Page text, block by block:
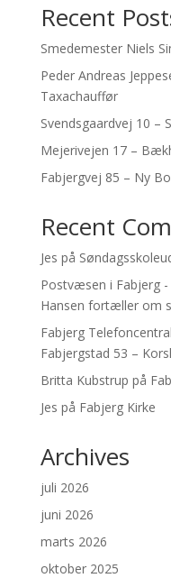
Recent
Smedemester Niels
Peder Andreas
Taxachauffør
Svendsgaardvej 10 –
Mejerivejen 17 –
Fabjergvej 85 – Ny
Recent
Jes på
Postvæsen i Fabjerg
Hansen fortæller om
Fabjerg
Fabjergstad 53 –
Britta Kubstrup på
Jes på Fabjerg Kirke
Archives
juli 2026
juni 2026
marts 2026
oktober 2025